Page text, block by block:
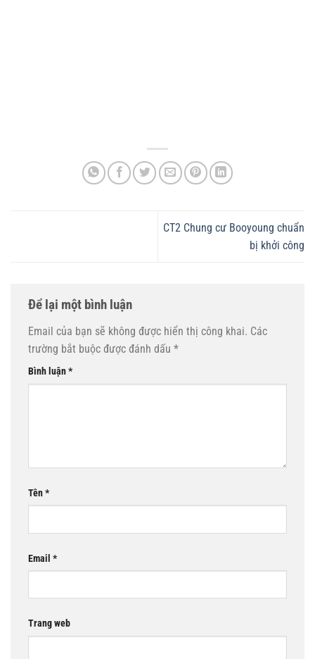
CT2 Chung cư Booyoung chuẩn
bị khởi công
Để lại một bình luận
Email của bạn sẽ không được hiển thị công khai. Các
trường bắt buộc được đánh dấu *
Bình luận*
Tên*
Email *
Trang web